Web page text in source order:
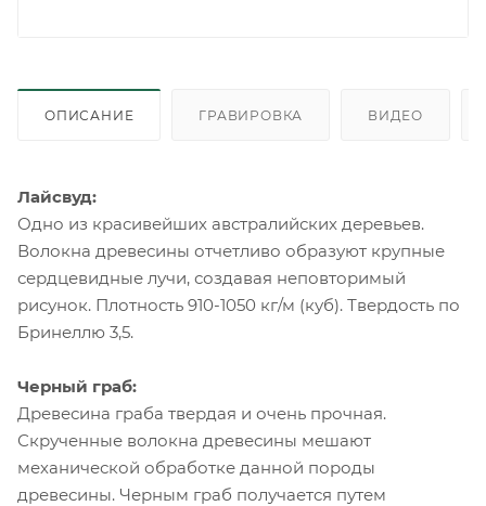
ОПИСАНИЕ ГРАВИРОВКА ВИДЕО
Лайсвуд:
Одно из красивейших австралийских деревьев.
Волокна древесины отчетливо образуют крупные
сердцевидные лучи, создавая неповторимый
рисунок. Плотность 910-1050 кг/м (куб). Твердость по
Бринеллю 3,5.
Черный граб:
Древесина граба твердая и очень прочная.
Скрученные волокна древесины мешают
механической обработке данной породы
древесины. Черным граб получается путем